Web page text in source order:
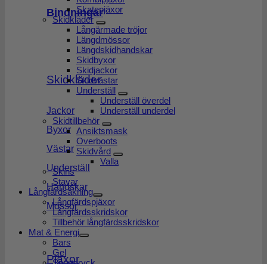
Bindningar
Skidkläder
Jackor
Byxor
Västar
Underställ
Handskar
Mössor
Pjäxor
Skatepjäxor
Skidkläder
Långärmade tröjor
Längdmössor
Längdskidhandskar
Skidbyxor
Skidjackor
Skidvästar
Underställ
Underställ överdel
Underställ underdel
Skidtillbehör
Ansiktsmask
Overboots
Skidvård
Valla
Skins
Stavar
Långfärdsåkning
Långfärdspjäxor
Långfärdsskridskor
Tillbehör långfärdsskridskor
Mat & Energi
Bars
Gel